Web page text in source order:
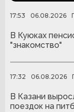
17:53 06.08.2026
В Куюках
"знакомство"
17:32 06.08.2026
В Казани
поездок на